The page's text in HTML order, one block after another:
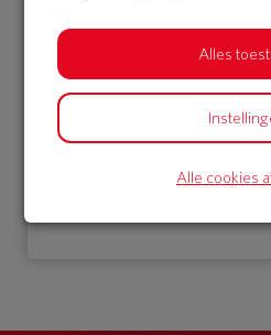
Bekijk alle
Alles
Alle cookies